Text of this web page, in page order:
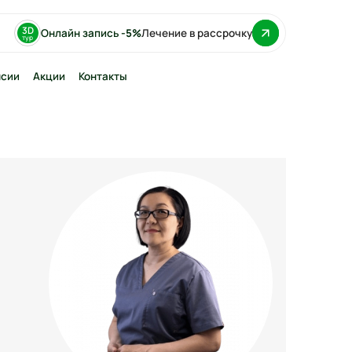
3D
тур Онлайн запись-5%Лечение в рассрочку
Акции Контакты